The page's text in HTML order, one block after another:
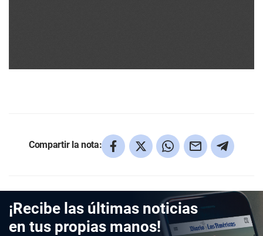
Compartir la nota:
¡Recibe las últimas noticias
en tus propias manos!